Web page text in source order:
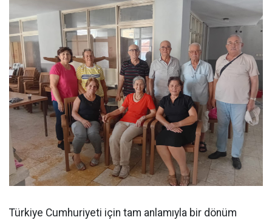
Türkiye Cumhuriyeti için tam anlamıyla bir dönüm